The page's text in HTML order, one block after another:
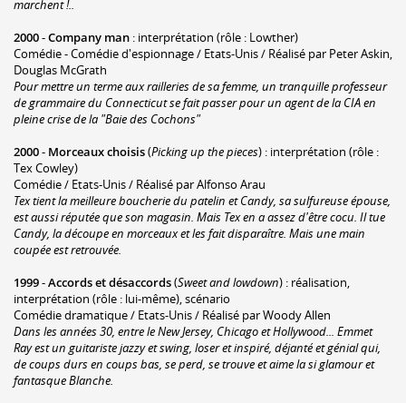
marchent !..
2000-Company man : interprétation (rôle : Lowther)
Comédie - Comédie d'espionnage / Etats-Unis / Réalisé par Peter Askin,
Douglas McGrath
Pour mettre un terme aux railleries de sa femme, un tranquille professeur
de grammaire du Connecticut se fait passer pour un agent de la CIA en
pleine crise de la "Baie des Cochons"
2000- Morceaux choisis(Picking up the pieces) : interprétation (rôle :
Tex Cowley)
Comédie / Etats-Unis / Réalisé par Alfonso Arau
Tex tient la meilleure boucherie du patelin et Candy, sa sulfureuse épouse,
est aussi réputée que son magasin. Mais Tex en a assez d'être cocu. Il tue
Candy, la découpe en morceaux et les fait disparaître. Mais une main
coupée est retrouvée.
1999-Accords et désaccords(Sweet and lowdown) : réalisation,
interprétation (rôle : lui-même), scénario
Comédie dramatique / Etats-Unis / Réalisé par Woody Allen
Dans les années 30, entre le New Jersey, Chicago et Hollywood... Emmet
Ray est un guitariste jazzy et swing, loser et inspiré, déjanté et génial qui,
de coups durs en coups bas, se perd, se trouve et aime la si glamour et
fantasque Blanche.